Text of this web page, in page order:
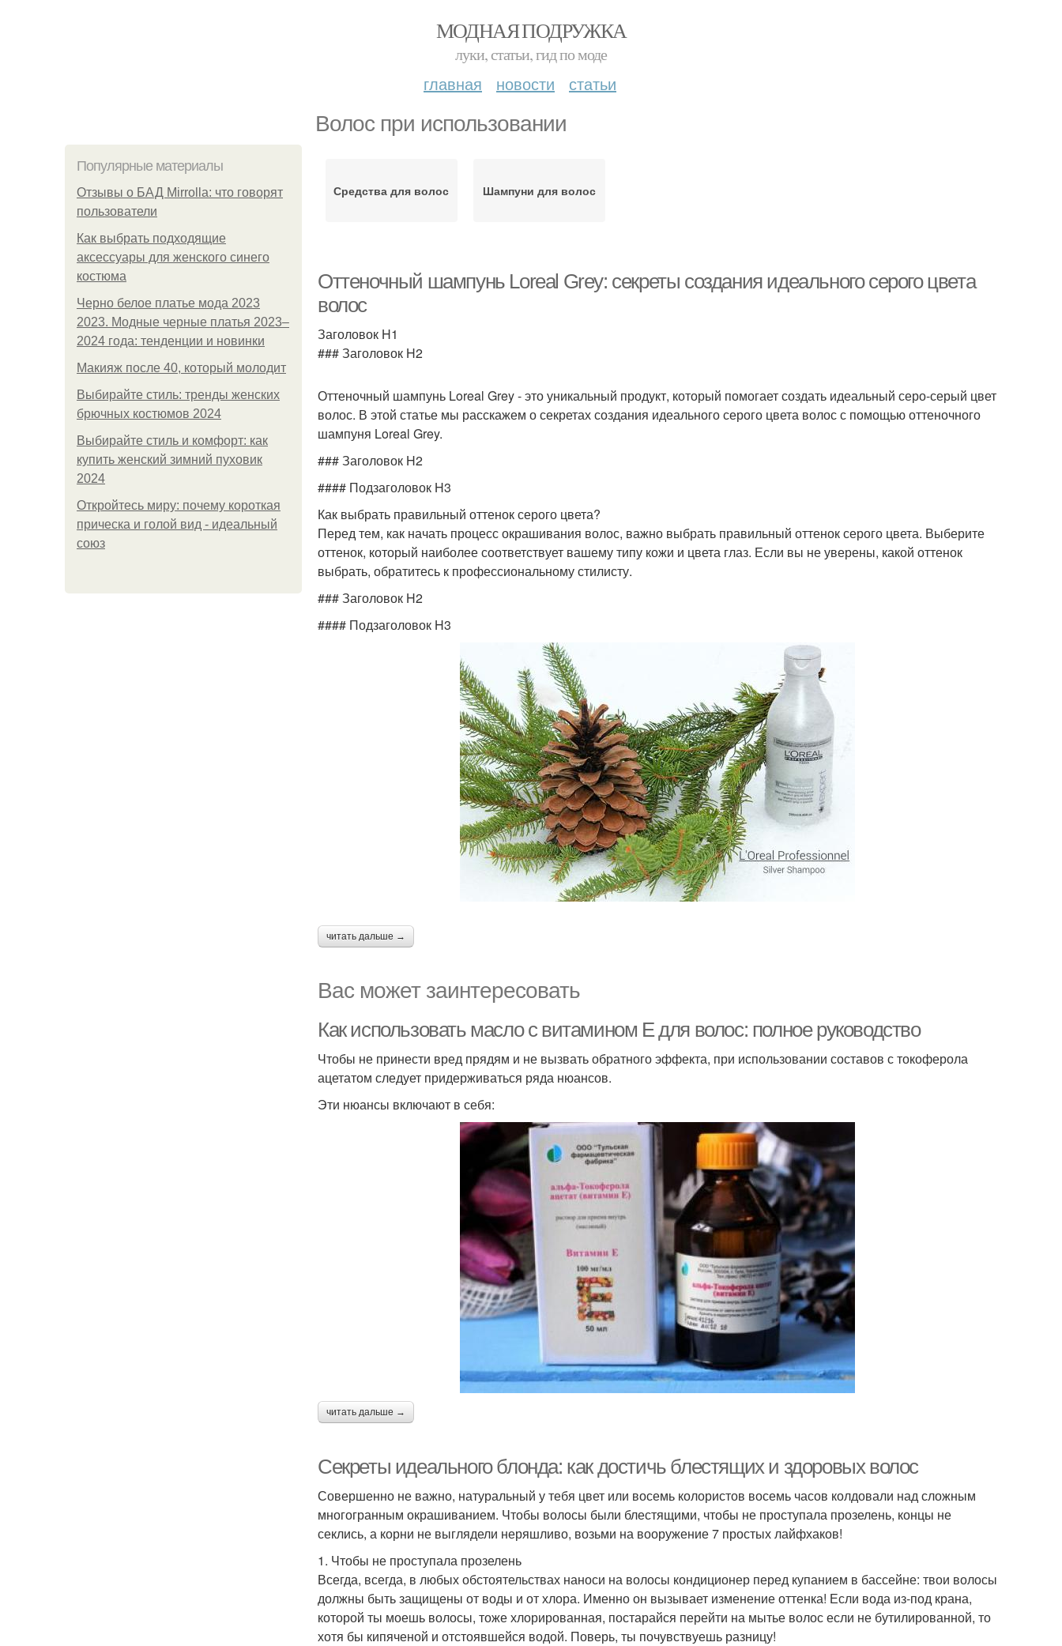
МОДНАЯ ПОДРУЖКА
луки, статьи, гид по моде
главная новости статьи
Волос при использовании
Популярные материалы
Отзывы о БАД Mirrolla: что говорят
пользователи
Как выбрать подходящие
аксессуары для женского синего
костюма
Черно белое платье мода 2023
2023. Модные черные платья 2023–
2024 года: тенденции и новинки
Макияж после 40, который молодит
Выбирайте стиль: тренды женских
брючных костюмов 2024
Выбирайте стиль и комфорт: как
купить женский зимний пуховик
2024
Откройтесь миру: почему короткая
прическа и голой вид - идеальный
союз
Средства для волос Шампуни для волос
Оттеночный шампунь Loreal Grey: секреты создания идеального серого цвета
волос
Заголовок H1
### Заголовок H2
Оттеночный шампунь Loreal Grey - это уникальный продукт, который помогает создать идеальный серо-серый цвет
волос. В этой статье мы расскажем о секретах создания идеального серого цвета волос с помощью оттеночного
шампуня Loreal Grey.
### Заголовок H2
#### Подзаголовок H3
Как выбрать правильный оттенок серого цвета?
Перед тем, как начать процесс окрашивания волос, важно выбрать правильный оттенок серого цвета. Выберите
оттенок, который наиболее соответствует вашему типу кожи и цвета глаз. Если вы не уверены, какой оттенок
выбрать, обратитесь к профессиональному стилисту.
### Заголовок H2
#### Подзаголовок H3
читать дальше →
Вас может заинтересовать
Как использовать масло с витамином Е для волос: полное руководство
Чтобы не принести вред прядям и не вызвать обратного эффекта, при использовании составов с токоферола
ацетатом следует придерживаться ряда нюансов.
Эти нюансы включают в себя:
читать дальше →
Секреты идеального блонда: как достичь блестящих и здоровых волос
Совершенно не важно, натуральный у тебя цвет или восемь колористов восемь часов колдовали над сложным
многогранным окрашиванием. Чтобы волосы были блестящими, чтобы не проступала прозелень, концы не
секлись, а корни не выглядели неряшливо, возьми на вооружение 7 простых лайфхаков!
1. Чтобы не проступала прозелень
Всегда, всегда, в любых обстоятельствах наноси на волосы кондиционер перед купанием в бассейне: твои волосы
должны быть защищены от воды и от хлора. Именно он вызывает изменение оттенка! Если вода из-под крана,
которой ты моешь волосы, тоже хлорированная, постарайся перейти на мытье волос если не бутилированной, то
хотя бы кипяченой и отстоявшейся водой. Поверь, ты почувствуешь разницу!